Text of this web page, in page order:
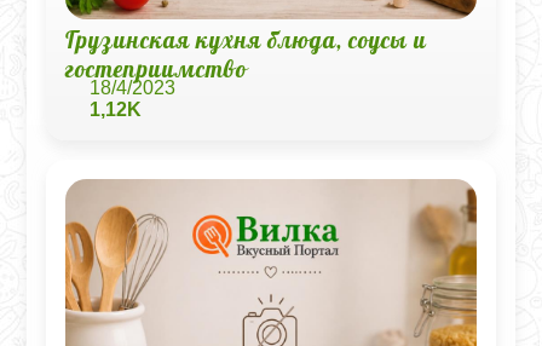
Грузинская кухня блюда, соусы и
гостеприимство
18/4/2023
1,12K